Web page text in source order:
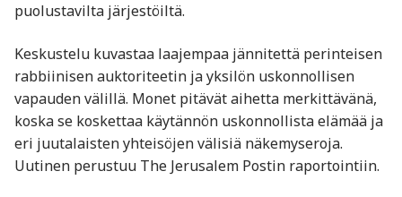
puolustavilta järjestöiltä.
Keskustelu kuvastaa laajempaa jännitettä perinteisen
rabbiinisen auktoriteetin ja yksilön uskonnollisen
vapauden välillä. Monet pitävät aihetta merkittävänä,
koska se koskettaa käytännön uskonnollista elämää ja
eri juutalaisten yhteisöjen välisiä näkemyseroja.
Uutinen perustuu The Jerusalem Postin raportointiin.